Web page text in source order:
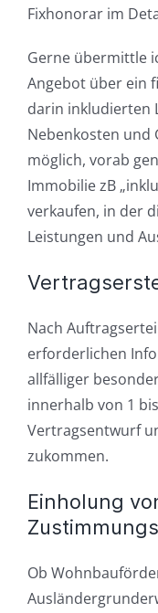
Fixhonorar im
Gerne übermittle
Angebot über ein
darin inkludierten
Nebenkosten und
möglich, vorab
Immobilie zB
verkaufen, in der
Leistungen und
Nach
erforderlichen
allfälliger
innerhalb von 1
Vertragsentwurf
zukommen.
Einholung
Ob